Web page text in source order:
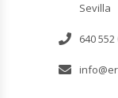
Sevilla
640 552